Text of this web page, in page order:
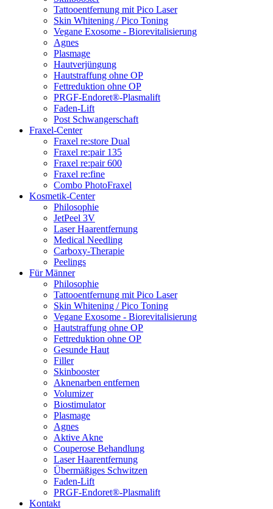
Tattooentfernung mit Pico Laser
Skin Whitening / Pico Toning
Vegane Exosome - Biorevitalisierung
Agnes
Plasmage
Hautverjüngung
Hautstraffung ohne OP
Fettreduktion ohne OP
PRGF-Endoret®-Plasmalift
Faden-Lift
Post Schwangerschaft
Fraxel-Center
Fraxel re:store Dual
Fraxel re:pair 135
Fraxel re:pair 600
Fraxel re:fine
Combo PhotoFraxel
Kosmetik-Center
Philosophie
JetPeel 3V
Laser Haarentfernung
Medical Needling
Carboxy-Therapie
Peelings
Für Männer
Philosophie
Tattooentfernung mit Pico Laser
Skin Whitening / Pico Toning
Vegane Exosome - Biorevitalisierung
Hautstraffung ohne OP
Fettreduktion ohne OP
Gesunde Haut
Filler
Skinbooster
Aknenarben entfernen
Volumizer
Biostimulator
Plasmage
Agnes
Aktive Akne
Couperose Behandlung
Laser Haarentfernung
Übermäßiges Schwitzen
Faden-Lift
PRGF-Endoret®-Plasmalift
Kontakt